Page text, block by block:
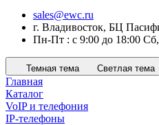
sales@ewc.ru
г. Владивосток, БЦ
Пн-Пт : с 9:00 до 18:00
Темная тема Светлая тема
Главная
Каталог
VoIP и телефония
IP-телефоны